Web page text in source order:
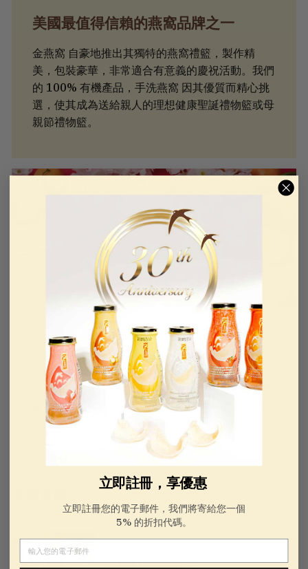
美國最值得信賴的燕窩品牌之一
金燕窩 自豪地推出其獨特的燕窩禮籃，製作精
美，包裝豪華，非常適合有意義的慶祝活動。我們
的 100% 有機產品，手洗燕窩 因其優質而精心挑
選，使其成為送給親人的理想健康聖誕禮物籃或母
親節禮物籃。
適合各種場合的優質禮物籃
金燕窩AAA級食用燕窩禮籃是紀念場合的完美選
擇，無論是農曆新年禮籃、母親節、生日或節日聚
會。這款優質禮籃也是企業禮品和慈善拍賣的貼心
選擇，為所有人帶來健康和幸福的禮物。
冰糖簡易燕窩湯食譜
立即註冊，享優惠
立即註冊您的電子郵件，我們將寄給您一個
5% 的折扣代碼。
電子郵件